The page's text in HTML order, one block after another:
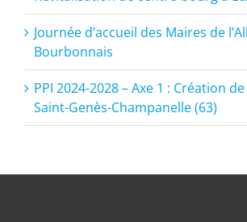
Journée d’accueil des Maires de
Bourbonnais
PPI 2024-2028 – Axe 1 : Création
Saint-Genès-Champanelle (63)